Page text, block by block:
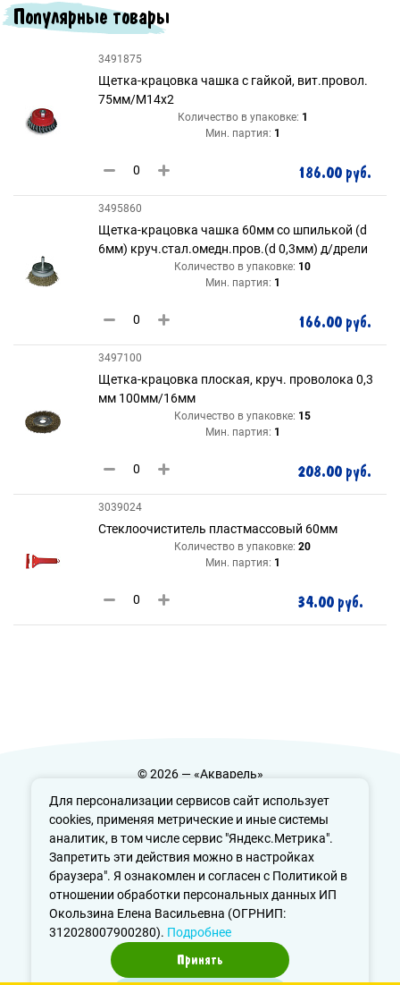
Для персонализации сервисов сайт использует
cookies, применяя метрические и иные системы
аналитик, в том числе сервис "Яндекс.Метрика".
Запретить эти действия можно в настройках
браузера". Я ознакомлен и согласен с Политикой в
отношении обработки персональных данных ИП
Окользина Елена Васильевна (ОГРНИП:
312028007900280). Подробнее
Принять
Популярные товары
3491875
Щетка-крацовка чашка с гайкой, вит.провол.
75мм/М14х2
Количество в упаковке: 1
Мин. партия: 1
186.00 руб.
3495860
Щетка-крацовка чашка 60мм со шпилькой (d
6мм) круч.стал.омедн.пров.(d 0,3мм) д/дрели
Количество в упаковке: 10
Мин. партия: 1
166.00 руб.
3497100
Щетка-крацовка плоская, круч. проволока 0,3
мм 100мм/16мм
Количество в упаковке: 15
Мин. партия: 1
208.00 руб.
3039024
Стеклоочиститель пластмассовый 60мм
Количество в упаковке: 20
Мин. партия: 1
34.00 руб.
© 2026 — «Акварель»
Политика конфиденциальности